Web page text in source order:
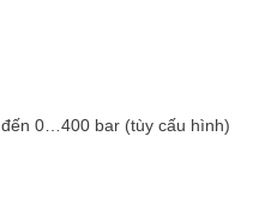
0…400 bar (tùy cấu hình)